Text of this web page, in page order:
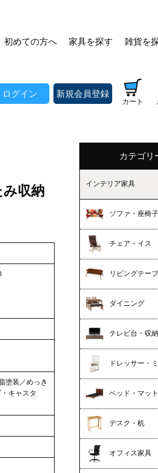
初めての方へ 家具を探す 雑貨を
ログイン 新規会員登録
カート
収納
塗装／めっき
キャスタ
カテゴリ
インテリア家具
ソファ・座椅子
チェア・イス
リビングテー
ダイニング
テレビ台・収納
ドレッサー・
ベッド・マッ
デスク・机
オフィス家具